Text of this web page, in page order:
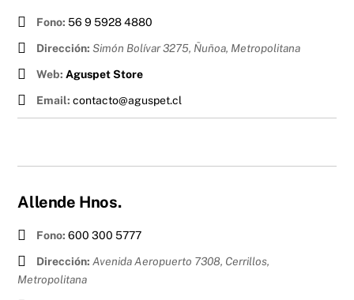
Fono: 56 9 5928 4880
Dirección: Simón Bolívar 3275, Ñuñoa, Metropolitana
Web: Aguspet Store
Email: contacto@aguspet.cl
Allende Hnos.
Fono: 600 300 5777
Dirección: Avenida Aeropuerto 7308, Cerrillos,
Metropolitana